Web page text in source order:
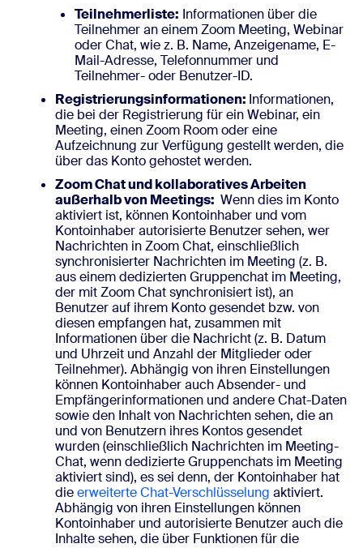
Teilnehmerliste: Informationen über die
Teilnehmer an einem Zoom Meeting, Webinar
oder Chat, wie z. B. Name, Anzeigename, E-
Mail-Adresse, Telefonnummer und
Teilnehmer- oder Benutzer-ID.
Registrierungsinformationen: Informationen,
die bei der Registrierung für ein Webinar, ein
Meeting, einen Zoom Room oder eine
Aufzeichnung zur Verfügung gestellt werden, die
über das Konto gehostet werden.
Zoom Chat und kollaboratives Arbeiten
außerhalb von Meetings: Wenn dies im Konto
aktiviert ist, können Kontoinhaber und vom
Kontoinhaber autorisierte Benutzer sehen, wer
Nachrichten in Zoom Chat, einschließlich
synchronisierter Nachrichten im Meeting (z. B.
aus einem dedizierten Gruppenchat im Meeting,
der mit Zoom Chat synchronisiert ist), an
Benutzer auf ihrem Konto gesendet bzw. von
diesen empfangen hat, zusammen mit
Informationen über die Nachricht (z. B. Datum
und Uhrzeit und Anzahl der Mitglieder oder
Teilnehmer). Abhängig von ihren Einstellungen
können Kontoinhaber auch Absender- und
Empfängerinformationen und andere Chat-Daten
sowie den Inhalt von Nachrichten sehen, die an
und von Benutzern ihres Kontos gesendet
wurden (einschließlich Nachrichten im Meeting-
Chat, wenn dedizierte Gruppenchats im Meeting
aktiviert sind), es sei denn, der Kontoinhaber hat
dieerweiterte Chat-Verschlüsselung aktiviert.
Abhängig von ihren Einstellungen können
Kontoinhaber und autorisierte Benutzer auch die
Inhalte sehen, die über Funktionen für die